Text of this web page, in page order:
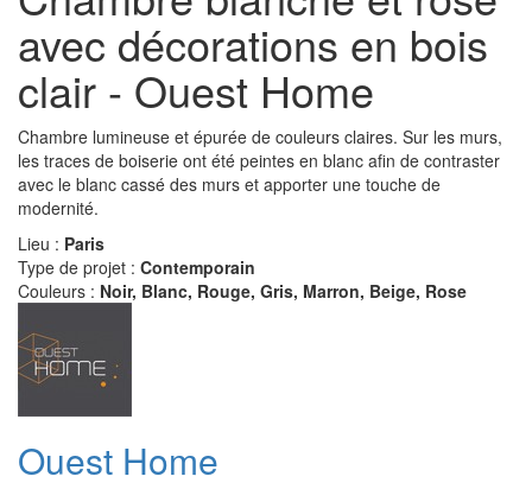
avec décorations en bois
clair - Ouest Home
Chambre lumineuse et épurée de couleurs claires. Sur les murs,
les traces de boiserie ont été peintes en blanc afin de contraster
avec le blanc cassé des murs et apporter une touche de
modernité.
Lieu : Paris
Type de projet : Contemporain
Couleurs : Noir, Blanc, Rouge, Gris, Marron, Beige, Rose
Ouest Home